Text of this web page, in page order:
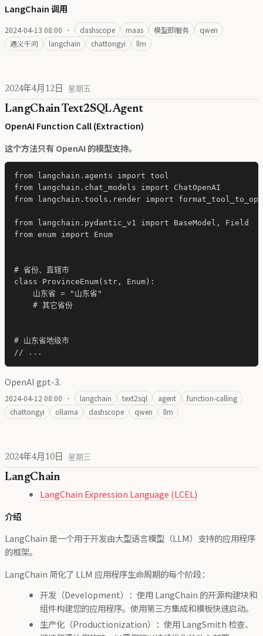
LangChain 调用
2024-04-13 08:00 · dashscope maas 模型即服务
qwen
通义千问
langchain chattongyi llm
2024年4月12日 星期五
LangChain Text2SQL Agent
OpenAI Function Call (Extraction)
这个方法只有 OpenAI 的模型支持。
from langchain.agents import tool
from langchain.chat_models import ChatOpenAI
from langchain.tools.render import
from langchain.pydantic_v1 import BaseModel, Field
from enum import Enum
# 省份、直辖市
class ProvinceEnum(str, Enum):
    山东省 = "山东省"
    # 其它省份
# 山东省地级市
OpenAI gpt-3.
2024-04-12 08:00 · langchain text2sql agent
function-calling
chattongyi
ollama dashscope qwen llm
2024年4月10日 星期三
LangChain
LangChain Expression Language (LCEL)
介绍
LangChain 是一个用于开发由大型语言模型（LLM）支持的应用程序
的框架。
LangChain 简化了 LLM 应用程序生命周期的每个阶段：
开发（Development）：使用 LangChain 的开源构建块和
组件构建您的应用程序。使用第三方集成和模板快速启动。
生产化（Productionization）：使用 LangSmith 检查、